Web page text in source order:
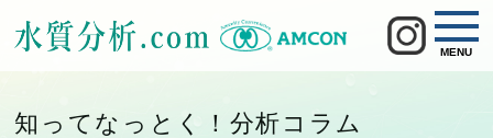
MENU
知ってなっとく！分析コラム